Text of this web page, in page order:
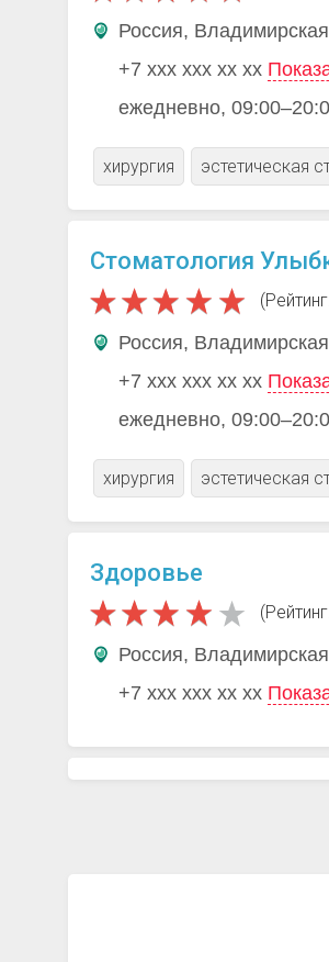
Россия,
+7 xxx xxx xx xx
ежедневно,
хирургия эстетическая
Стоматология
Россия,
+7 xxx xxx xx xx
ежедневно,
хирургия эстетическая
Здоровье
Россия,
+7 xxx xxx xx xx